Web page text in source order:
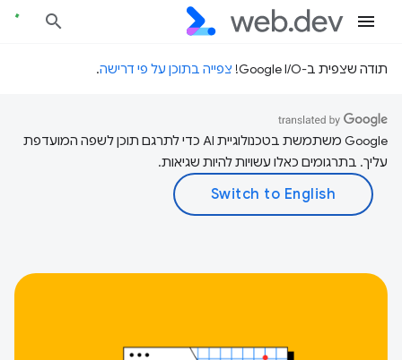
תודה שצפית ב-Google I/O! צפייה בתוכן על פי דרישה.
‫Google משתמשת בטכנולוגיית AI כדי לתרגם תוכן לשפה המועדפת
עליך. בתרגומים כאלו עשויות להיות שגיאות.